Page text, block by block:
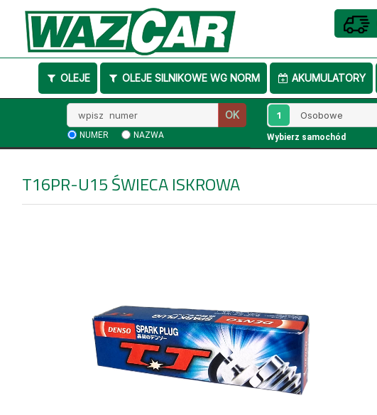
OLEJE OLEJE SILNIKOWE WG NORM AKUMULATORY
numer
OK
NUMER NAZWA
1
Wybierz samochód
T16PR-U15ŚWIECA ISKROWA